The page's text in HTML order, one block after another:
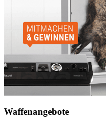
Waffenangebote